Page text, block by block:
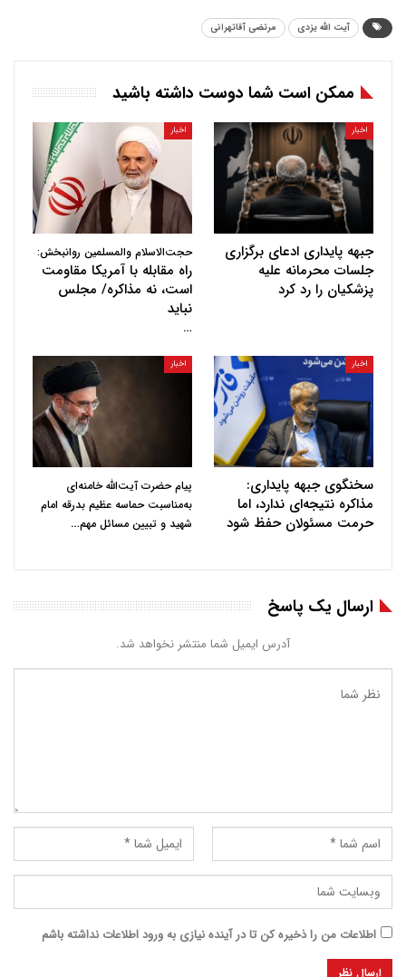
آیت الله یزدی مرتضی آقاتهرانی
ممکن است شما دوست داشته باشید
اخبار
جبهه پایداری ادعای برگزاری
جلسات محرمانه علیه
پزشکیان را رد کرد
اخبار
حجت‌الاسلام والمسلمین روانبخش:
راه مقابله با آمریکا مقاومت
است، نه مذاکره/ مجلس
نباید
…
اخبار
سخنگوی جبهه پایداری:
مذاکره نتیجه‌ای ندارد، اما
حرمت مسئولان حفظ شود
اخبار
پیام حضرت آیت‌الله خامنه‌ای
به‌مناسبت حماسه عظیم بدرقه امام
شهید و تبیین مسائل مهم…
ارسال یک پاسخ
آدرس ایمیل شما منتشر نخواهد شد.
اطلاعات من را ذخیره کن تا در آینده نیازی به ورود اطلاعات نداشته باشم